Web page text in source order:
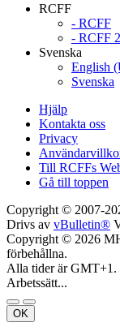
RCFF
- RCFF
- RCFF 2
Svenska
English
Svenska
Hjälp
Kontakta oss
Privacy
Till RCFFs
Gå till toppen
Copyright © 2007-
Drivs av vBulletin®
Copyright © 2026
förbehållna.
Alla tider är GMT+1.
Arbetssätt...
OK